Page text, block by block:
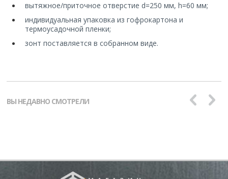
вытяжное/приточное отверстие d=250 мм, h=60 мм;
индивидуальная упаковка из гофрокартона и
термоусадочной пленки;
зонт поставляется в собранном виде.
ВЫ НЕДАВНО СМОТРЕЛИ